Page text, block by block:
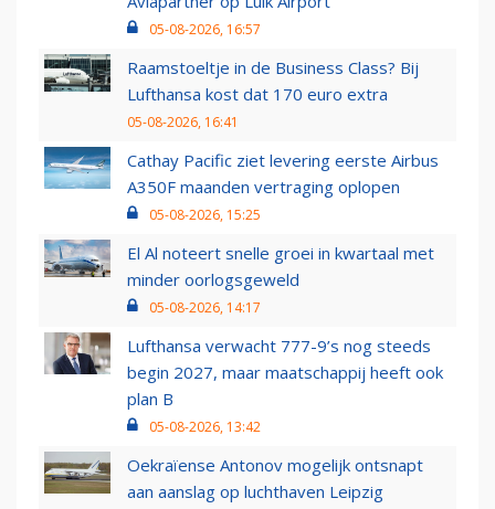
05-08-2026, 16:57
Raamstoeltje in de Business Class? Bij
Lufthansa kost dat 170 euro extra
05-08-2026, 16:41
Cathay Pacific ziet levering eerste Airbus
A350F maanden vertraging oplopen
05-08-2026, 15:25
El Al noteert snelle groei in kwartaal met
minder oorlogsgeweld
05-08-2026, 14:17
Lufthansa verwacht 777-9’s nog steeds
begin 2027, maar maatschappij heeft ook
plan B
05-08-2026, 13:42
Oekraïense Antonov mogelijk ontsnapt
aan aanslag op luchthaven Leipzig